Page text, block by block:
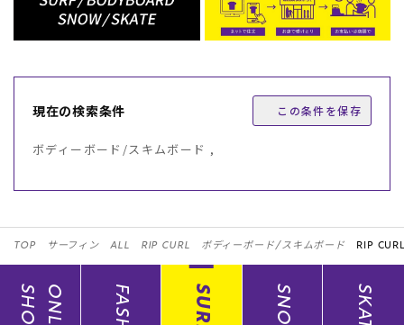
現在の検索条件 この条件を保存
ボディーボード/スキムボード ,
TOP サーフィン ALL RIP CURL ボディーボード/スキムボード RIP
SHOP SURF SKATE